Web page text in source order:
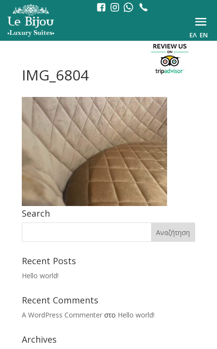
ΕΛ EN
IMG_6804
Search
Recent Posts
Hello world!
Recent Comments
A WordPress Commenterστο Hello world!
Archives